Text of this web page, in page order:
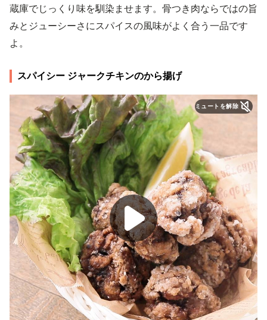
蔵庫でじっくり味を馴染ませます。骨つき肉ならではの旨
みとジューシーさにスパイスの風味がよく合う一品です
よ。
スパイシー ジャークチキンのから揚げ
ミュートを解除